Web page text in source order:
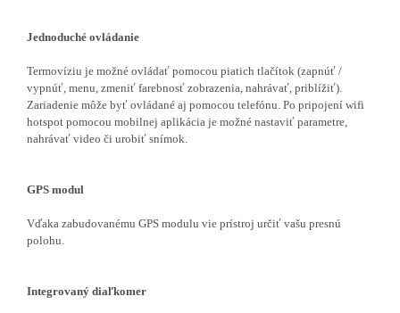
Jednoduché ovládanie
Termovíziu je možné ovládať pomocou piatich tlačítok (zapnúť /
vypnúť, menu, zmeniť farebnosť zobrazenia, nahrávať, priblížiť).
Zariadenie môže byť ovládané aj pomocou telefónu. Po pripojení wifi
hotspot pomocou mobilnej aplikácia je možné nastaviť parametre,
nahrávať video či urobiť snímok.
GPS modul
Vďaka zabudovanému GPS modulu vie prístroj určiť vašu presnú
polohu.
Integrovaný diaľkomer